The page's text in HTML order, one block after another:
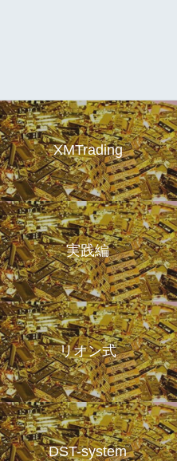
XMTrading
実践編
リオン式
DST-system